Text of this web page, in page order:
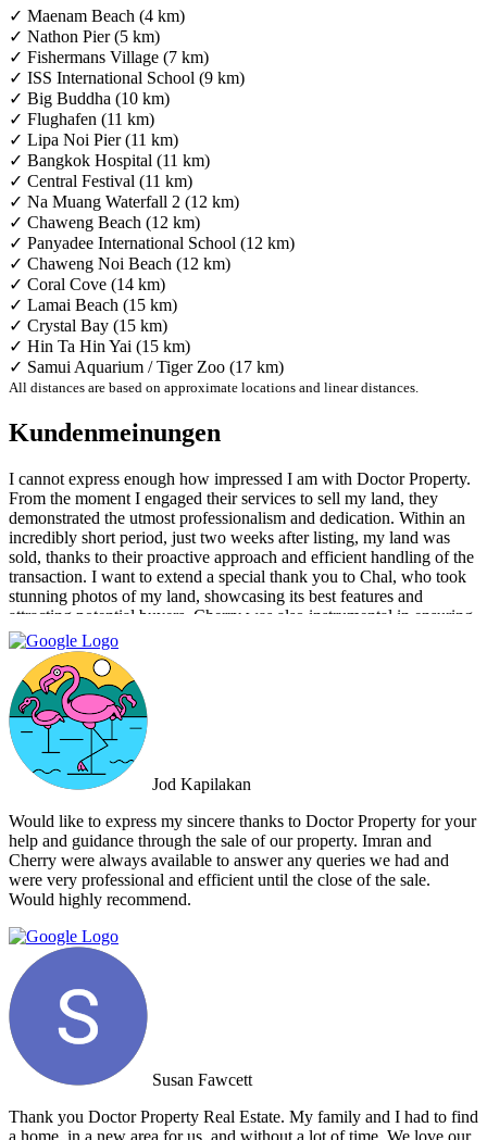
✓ Maenam Beach (4 km)
✓ Nathon Pier (5 km)
✓ Fishermans Village (7 km)
✓ ISS International School (9 km)
✓ Big Buddha (10 km)
✓ Flughafen (11 km)
✓ Lipa Noi Pier (11 km)
✓ Bangkok Hospital (11 km)
✓ Central Festival (11 km)
✓ Na Muang Waterfall 2 (12 km)
✓ Chaweng Beach (12 km)
✓ Panyadee International School (12 km)
✓ Chaweng Noi Beach (12 km)
✓ Coral Cove (14 km)
✓ Lamai Beach (15 km)
✓ Crystal Bay (15 km)
✓ Hin Ta Hin Yai (15 km)
✓ Samui Aquarium / Tiger Zoo (17 km)
All distances are based on approximate locations and linear distances.
Kundenmeinungen
I cannot express enough how impressed I am with Doctor Property.
From the moment I engaged their services to sell my land, they
demonstrated the utmost professionalism and dedication. Within an
incredibly short period, just two weeks after listing, my land was
sold, thanks to their proactive approach and efficient handling of the
transaction. I want to extend a special thank you to Chal, who took
stunning photos of my land, showcasing its best features and
attracting potential buyers. Cherry was also instrumental in ensuring
that the deal went through smoothly, providing invaluable support
and guidance every step of the way. What sets Doctor Property Real
Estate apart is their commitment to honesty and transparency.
Throughout the entire process, I felt well-informed and confident in
their abilities. Their team's attention to detail and personalized
approach made the selling experience stress-free and enjoyable. I
highly recommend Doctor Property Real Estate to anyone looking
for a real estate agency that goes above and beyond to deliver
outstanding results. Their professionalism, expertise, and exceptional
service make them the perfect choice for all your real estate needs.
Jod Kapilakan
Would like to express my sincere thanks to Doctor Property for your
help and guidance through the sale of our property. Imran and
Cherry were always available to answer any queries we had and
were very professional and efficient until the close of the sale.
Would highly recommend.
Susan Fawcett
Thank you Doctor Property Real Estate. My family and I had to find
a home, in a new area for us, and without a lot of time. We love our